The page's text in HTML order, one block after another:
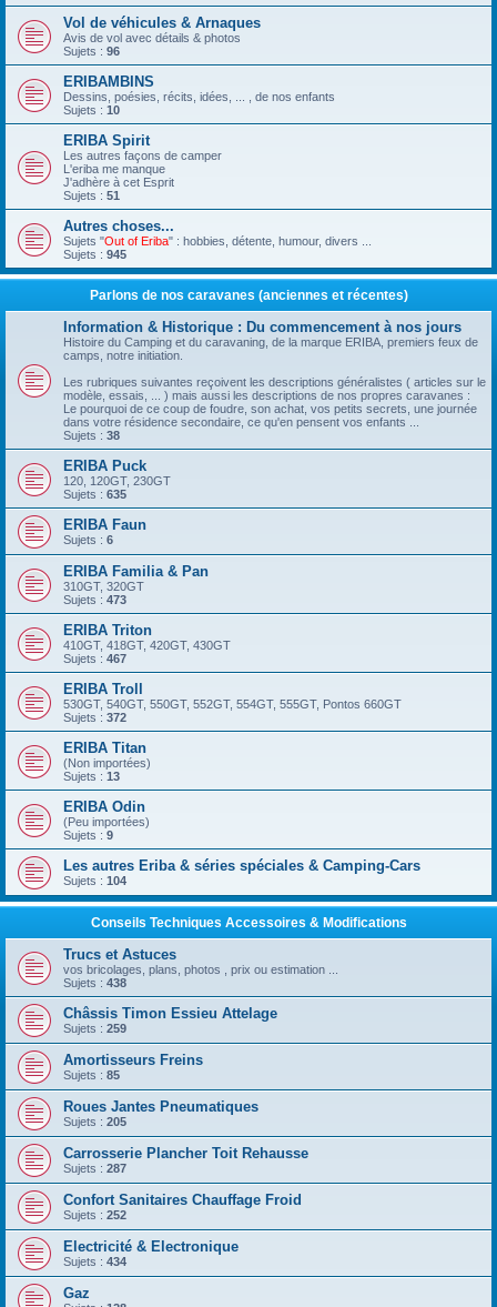
Vol de véhicules & Arnaques
Avis de vol avec détails & photos
Sujets : 96
ERIBAMBINS
Dessins, poésies, récits, idées, ... , de nos enfants
Sujets : 10
ERIBA Spirit
Les autres façons de camper
L'eriba me manque
J'adhère à cet Esprit
Sujets : 51
Autres choses...
Sujets "Out of Eriba" : hobbies, détente, humour, divers ...
Sujets : 945
Parlons de nos caravanes (anciennes et récentes)
Information & Historique : Du commencement à nos jours
Histoire du Camping et du caravaning, de la marque ERIBA, premiers feux de
camps, notre initiation.
Les rubriques suivantes reçoivent les descriptions généralistes ( articles sur le
modèle, essais, ... ) mais aussi les descriptions de nos propres caravanes :
Le pourquoi de ce coup de foudre, son achat, vos petits secrets, une journée
dans votre résidence secondaire, ce qu'en pensent vos enfants ...
Sujets : 38
ERIBA Puck
120, 120GT, 230GT
Sujets : 635
ERIBA Faun
Sujets : 6
ERIBA Familia & Pan
310GT, 320GT
Sujets : 473
ERIBA Triton
410GT, 418GT, 420GT, 430GT
Sujets : 467
ERIBA Troll
530GT, 540GT, 550GT, 552GT, 554GT, 555GT, Pontos 660GT
Sujets : 372
ERIBA Titan
(Non importées)
Sujets : 13
ERIBA Odin
(Peu importées)
Sujets : 9
Les autres Eriba & séries spéciales & Camping-Cars
Sujets : 104
Conseils Techniques Accessoires & Modifications
Trucs et Astuces
vos bricolages, plans, photos , prix ou estimation ...
Sujets : 438
Châssis Timon Essieu Attelage
Sujets : 259
Amortisseurs Freins
Sujets : 85
Roues Jantes Pneumatiques
Sujets : 205
Carrosserie Plancher Toit Rehausse
Sujets : 287
Confort Sanitaires Chauffage Froid
Sujets : 252
Electricité & Electronique
Sujets : 434
Gaz